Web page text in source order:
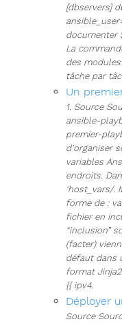
[dbservers]
documenter
La
des modules
tâche par
Un
1. Source
ansible-
premier-
d’organiser
variables
endroits.
‘host_vars/.
forme de :
fichier en
“inclusion”
(facter)
défaut dans
format
{{ ipv4.
Déployer
Source